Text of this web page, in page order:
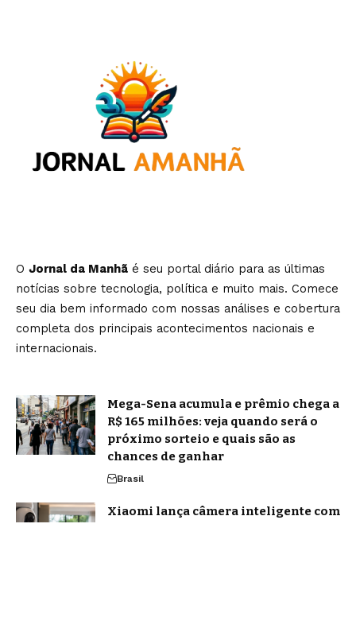
O Jornal da Manhã é seu portal diário para as últimas
notícias sobre tecnologia, política e muito mais. Comece
seu dia bem informado com nossas análises e cobertura
completa dos principais acontecimentos nacionais e
internacionais.
Mega-Sena acumula e prêmio chega a
R$ 165 milhões: veja quando será o
próximo sorteio e quais são as
chances de ganhar
Brasil
Xiaomi lança câmera inteligente com